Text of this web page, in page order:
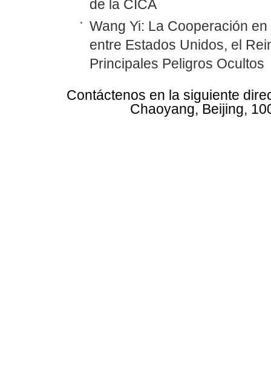
de la CICA
Wang Yi: La Cooperación
entre Estados Unidos, el
Principales Peligros Ocultos
Contáctenos en la siguiente
Chaoyang, Beijing,